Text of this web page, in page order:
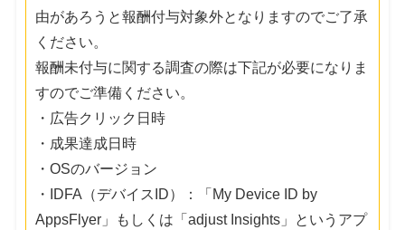
由があろうと報酬付与対象外となりますのでご了承
ください。
報酬未付与に関する調査の際は下記が必要になりま
すのでご準備ください。
・広告クリック日時
・成果達成日時
・OSのバージョン
・IDFA（デバイスID）：「My Device ID by
AppsFlyer」もしくは「adjust Insights」というアプ